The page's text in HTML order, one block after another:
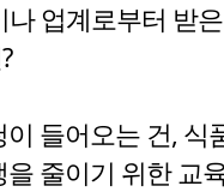
업계로부터 받
들어오는 건, 식
줄이기 위한 교